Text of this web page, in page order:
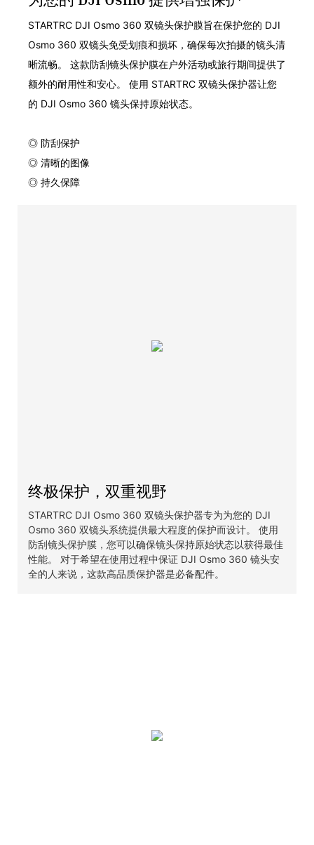
STARTRC DJI Osmo 360 双镜头保护膜旨在保护您的 DJI
Osmo 360 双镜头免受划痕和损坏，确保每次拍摄的镜头清
晰流畅。 这款防刮镜头保护膜在户外活动或旅行期间提供了
额外的耐用性和安心。 使用 STARTRC 双镜头保护器让您
的 DJI Osmo 360 镜头保持原始状态。
◎ 防刮保护
◎ 清晰的图像
◎ 持久保障
终极保护，双重视野
STARTRC DJI Osmo 360 双镜头保护器专为为您的 DJI
Osmo 360 双镜头系统提供最大程度的保护而设计。 使用
防刮镜头保护膜，您可以确保镜头保持原始状态以获得最佳
性能。 对于希望在使用过程中保证 DJI Osmo 360 镜头安
全的人来说，这款高品质保护器是必备配件。